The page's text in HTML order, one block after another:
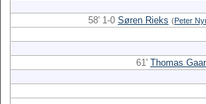
58' 1-0 Søren Rieks (Peter
61' Thomas